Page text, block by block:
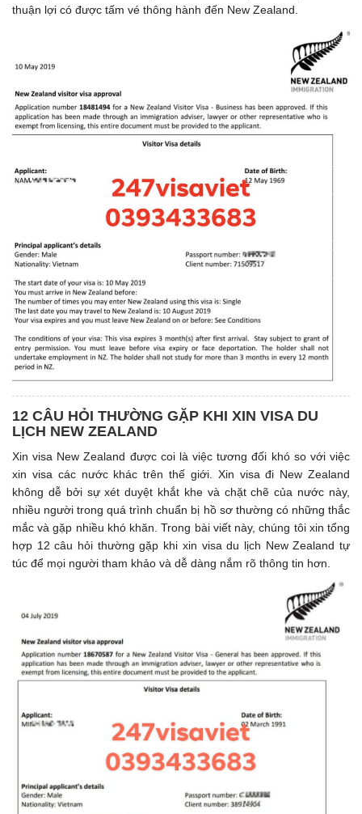
thuận lợi có được tấm vé thông hành đến New Zealand.
12 CÂU HỎI THƯỜNG GẶP KHI XIN VISA DU
LỊCH NEW ZEALAND
Xin visa New Zealand được coi là việc tương đối khó so với việc
xin visa các nước khác trên thế giới. Xin visa đi New Zealand
không dễ bởi sự xét duyệt khắt khe và chặt chẽ của nước này,
nhiều người trong quá trình chuẩn bị hồ sơ thường có những thắc
mắc và gặp nhiều khó khăn. Trong bài viết này, chúng tôi xin tổng
hợp 12 câu hỏi thường gặp khi xin visa du lịch New Zealand tự
túc để mọi người tham khảo và dễ dàng nắm rõ thông tin hơn.